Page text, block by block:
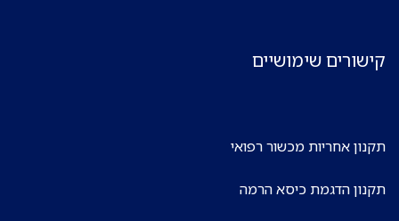
קישורים שימושיים
תקנון אחריות מכשור רפואי
תקנון הדגמת כיסא הרמה